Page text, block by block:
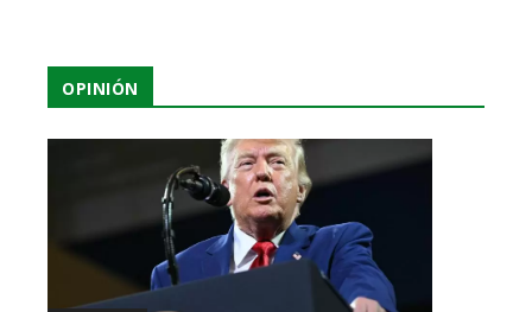
OPINIÓN